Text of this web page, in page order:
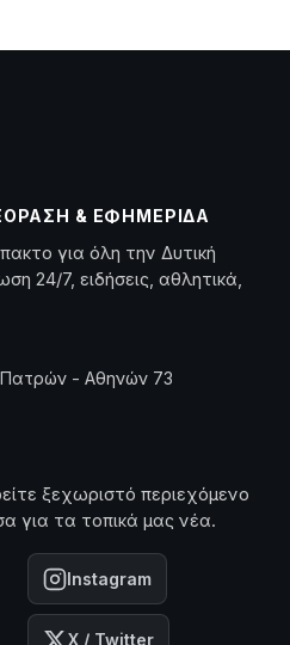
& ΕΦΗΜΕΡΊΔΑ
για όλη την Δυτική
24/7, ειδήσεις, αθλητικά,
- Αθηνών 73
ξεχωριστό περιεχόμενο
για τα τοπικά μας νέα.
Instagram
X / Twitter